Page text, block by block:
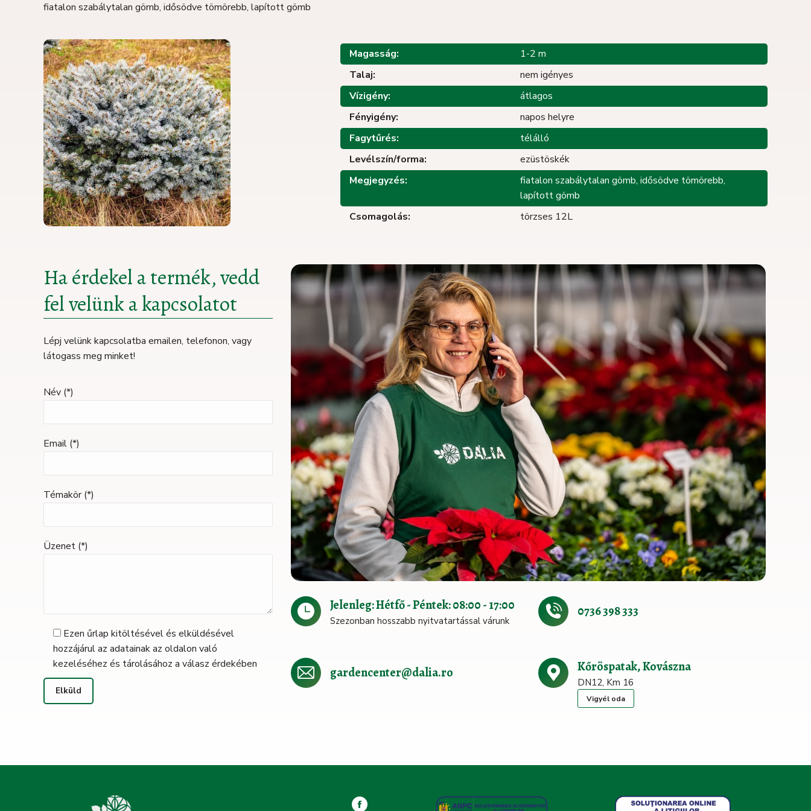
fiatalon szabálytalan gömb, idősödve tömörebb, lapított gömb
Magasság:
1-2 m
Talaj:
nem igényes
Vízigény:
átlagos
Fényigény:
napos helyre
Fagytűrés:
télálló
Levélszín/forma:
ezüstöskék
Megjegyzés:
fiatalon szabálytalan gömb, idősödve tömörebb,
lapított gömb
Csomagolás:
törzses 12L
Ha érdekel a termék, vedd
fel velünk a kapcsolatot
Lépj velünk kapcsolatba emailen, telefonon, vagy
látogass meg minket!
Név (*)
Email (*)
Témakör (*)
Üzenet (*)
Ezen űrlap kitöltésével és elküldésével
hozzájárul az adatainak az oldalon való
kezeléséhez és tárolásához a válasz érdekében
Jelenleg: Hétfő - Péntek: 08:00 - 17:00
Szezonban hosszabb nyitvatartással várunk
0736 398 333
gardencenter@dalia.ro Kőröspatak, Kovászna
DN12, Km 16
Vigyél oda